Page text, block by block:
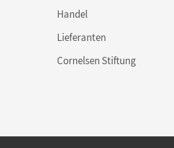
Handel
Lieferanten
Cornelsen Stiftung